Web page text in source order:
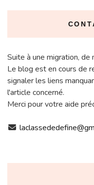
Suite à une migration,
Le blog est en cours de
signaler les liens
l'article concerné.
Merci pour votre aide